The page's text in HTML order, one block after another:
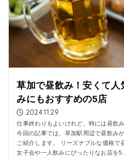
草加で昼飲み！安くて人
みにもおすすめの5店
2024.11.29
仕事終わりもよいけれど、時には昼飲
今回の記事では、草加駅周辺で昼飲み
ご紹介します。 リーズナブルな価格で
女子会や一人飲みにぴったりなお店を5...